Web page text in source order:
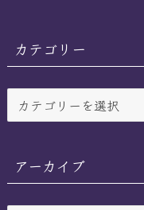
カテゴリー
テ
ー
アーカイブ